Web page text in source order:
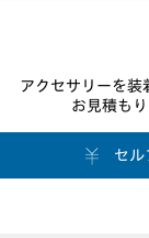
アクセサリーを
お見積もり
セル